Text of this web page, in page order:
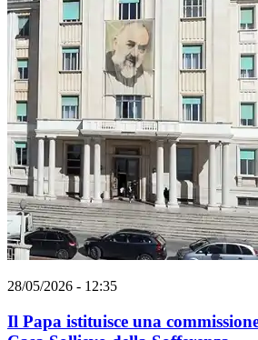
28/05/2026 - 12:35
Il Papa istituisce una